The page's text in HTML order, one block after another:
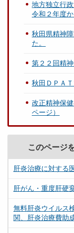
地方独立行
令和２年度か
秋田県精神
た。
第２２回精
秋田ＤＰＡ
改正精神保
ページ）
このページ
肝炎治療に対する
肝がん・重度肝硬
無料肝炎ウイルス
関、肝炎治療費助